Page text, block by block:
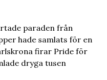
paraden från
hade samlats för en
firar Pride för
dryga tusen